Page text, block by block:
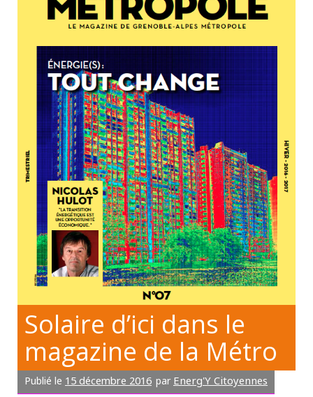
Solaire d’ici dans le
magazine de la Métro
Publié le 15 décembre 2016 par Energ'Y Citoyennes